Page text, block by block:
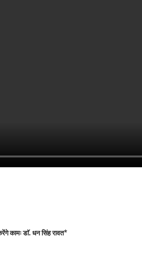
कामः डाॅ. धन सिंह रावत*